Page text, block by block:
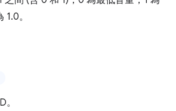
。